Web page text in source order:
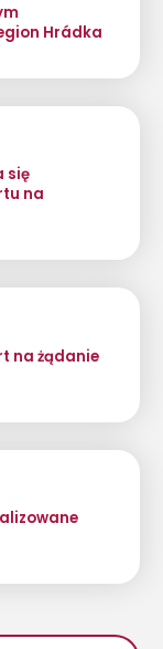
Hrádka
się
na
na żądanie